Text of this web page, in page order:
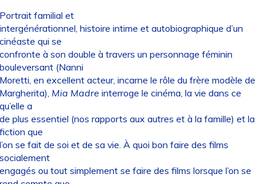
familial et
histoire intime et autobiographique d’un
qui se
à son double à travers un personnage féminin
(Nanni
en excellent acteur, incarne le rôle du frère modèle de
Mia Madre interroge le cinéma, la vie dans ce
a
plus essentiel (nos rapports aux autres et à la famille) et la
que
se fait de soi et de sa vie. À quoi bon faire des films
ou tout simplement se faire des films lorsque l’on se